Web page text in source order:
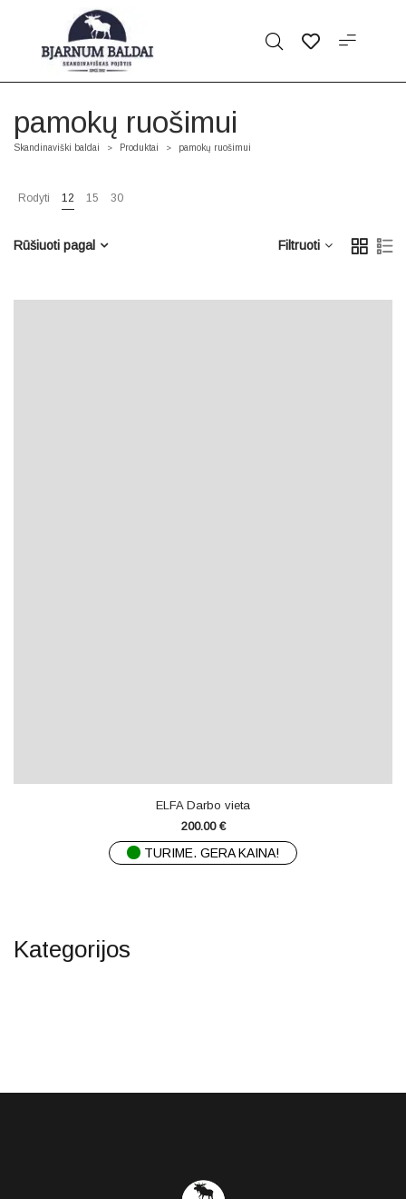
pamokų ruošimui
Skandinaviški baldai > Produktai > pamokų ruošimui
Rodyti 12 15 30
Filtruoti
Rūšiuoti pagal
ELFA Darbo vieta
200.00 €
TURIME. GERA KAINA!
Kategorijos